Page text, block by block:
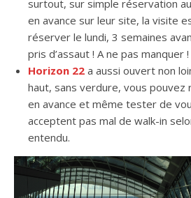
surtout, sur simple réservation
en avance sur leur site, la visite
réserver le lundi, 3 semaines
pris d’assaut ! A ne pas manquer !
Horizon 22 a aussi ouvert non
haut, sans verdure, vous
en avance et même tester de
acceptent pas mal de walk-in
entendu.